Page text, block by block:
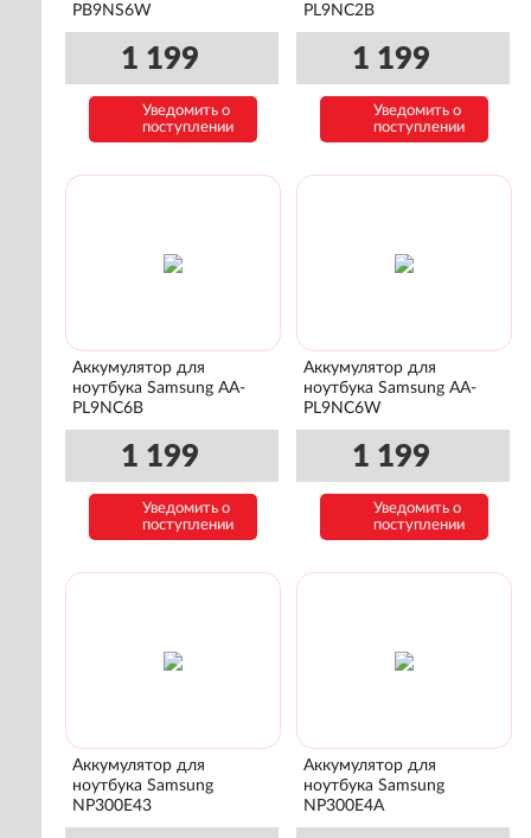
PB9NS6W
1 199
Уведомить о
поступлении
PL9NC2B
1 199
Уведомить о
поступлении
Аккумулятор для
ноутбука Samsung AA-
PL9NC6B
1 199
Уведомить о
поступлении
Аккумулятор для
ноутбука Samsung AA-
PL9NC6W
1 199
Уведомить о
поступлении
Аккумулятор для
ноутбука Samsung
NP300E43
Аккумулятор для
ноутбука Samsung
NP300E4A